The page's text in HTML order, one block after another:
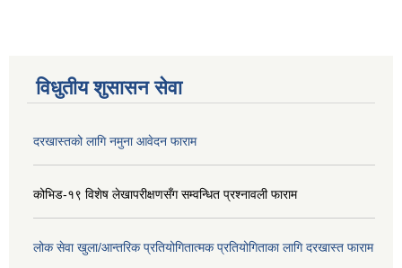
विधुतीय शुसासन सेवा
दरखास्तको लागि नमुना आवेदन फाराम
कोभिड-१९ विशेष लेखापरीक्षणसँग सम्वन्धित प्रश्नावली फाराम
लोक सेवा खुला/आन्तरिक प्रतियोगितात्मक प्रतियोगिताका लागि दरखास्त फाराम